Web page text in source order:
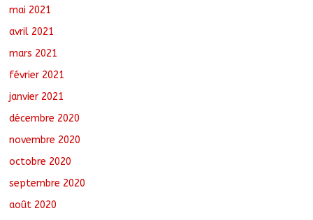
mai 2021
avril 2021
mars 2021
février 2021
janvier 2021
décembre 2020
novembre 2020
octobre 2020
septembre 2020
août 2020